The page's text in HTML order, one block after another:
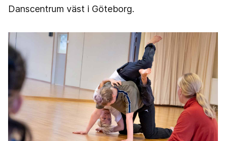
Danscentrum väst i Göteborg.